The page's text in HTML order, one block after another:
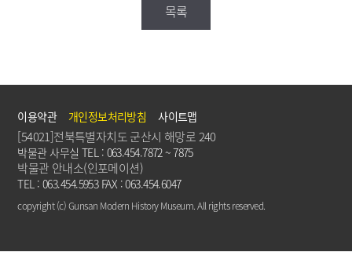
목록
이용약관 개인정보처리방침 사이트맵
[54021]전북특별자치도 군산시 해망로 240
박물관 사무실 TEL : 063.454.7872 ~ 7875
박물관 안내소(인포메이션)
TEL : 063.454.5953 FAX : 063.454.6047
copyright (c) Gunsan Modern History Museum. All rights reserved.